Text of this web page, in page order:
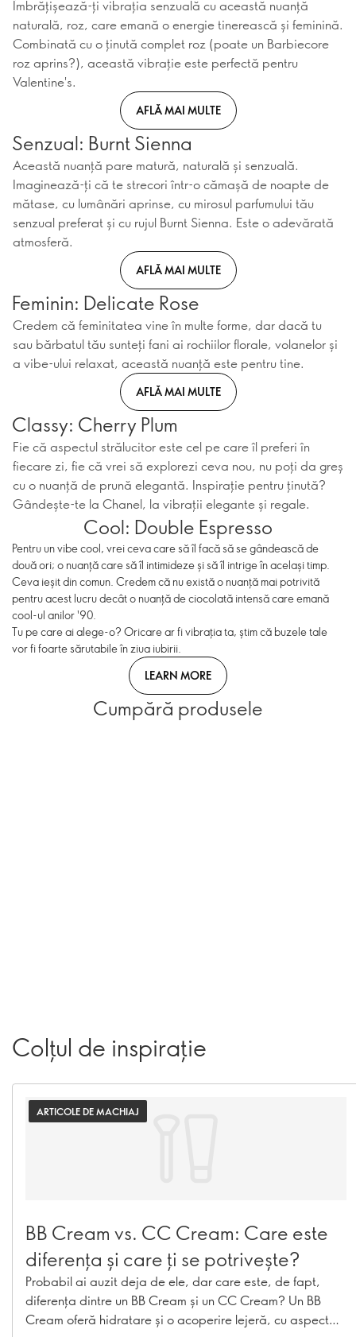
Îmbrățișează-ți vibrația senzuală cu această nuanță
naturală, roz, care emană o energie tinerească și feminină.
Combinată cu o ținută complet roz (poate un Barbiecore
roz aprins?), această vibrație este perfectă pentru
Valentine's.
AFLĂ MAI MULTE
Senzual: Burnt Sienna
Această nuanță pare matură, naturală și senzuală.
Imaginează-ți că te strecori într-o cămașă de noapte de
mătase, cu lumânări aprinse, cu mirosul parfumului tău
senzual preferat și cu rujul Burnt Sienna. Este o adevărată
atmosferă.
AFLĂ MAI MULTE
Feminin: Delicate Rose
Credem că feminitatea vine în multe forme, dar dacă tu
sau bărbatul tău sunteți fani ai rochiilor florale, volanelor și
a vibe-ului relaxat, această nuanță este pentru tine.
AFLĂ MAI MULTE
Classy: Cherry Plum
Fie că aspectul strălucitor este cel pe care îl preferi în
fiecare zi, fie că vrei să explorezi ceva nou, nu poți da greș
cu o nuanță de prună elegantă. Inspirație pentru ținută?
Gândește-te la Chanel, la vibrații elegante și regale.
Cool: Double Espresso
Pentru un vibe cool, vrei ceva care să îl facă să se gândească de
două ori; o nuanță care să îl intimideze și să îl intrige în același timp.
Ceva ieșit din comun. Credem că nu există o nuanță mai potrivită
pentru acest lucru decât o nuanță de ciocolată intensă care emană
cool-ul anilor '90.
Tu pe care ai alege-o? Oricare ar fi vibrația ta, știm că buzele tale
vor fi foarte sărutabile în ziua iubirii.
LEARN MORE
Cumpără produsele
Colțul de inspirație
ARTICOLE DE MACHIAJ
BB Cream vs. CC Cream: Care este
diferența și care ți se potrivește?
Probabil ai auzit deja de ele, dar care este, de fapt,
diferența dintre un BB Cream și un CC Cream? Un BB
Cream oferă hidratare și o acoperire lejeră, cu aspect